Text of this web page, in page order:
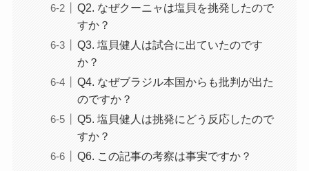
Q2. なぜクーニャは塩貝を挑発したので
すか？
Q3. 塩貝健人は試合に出ていたのです
か？
Q4. なぜブラジル本国からも批判が出た
のですか？
Q5. 塩貝健人は挑発にどう反応したので
すか？
Q6. この記事の考察は事実ですか？